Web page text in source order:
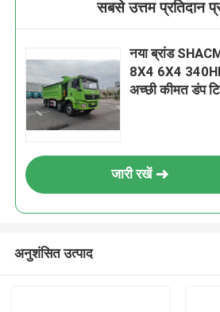
सबसे उत्तम प्रतिदान
नया ब्रांड
8X4 6X4
अच्छी कीमत डंप
जारी रखें
अनुशंसित उत्पाद